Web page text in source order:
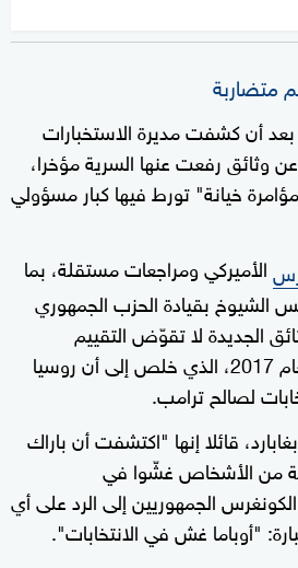
متضاربة
أن كشفت مديرة الاستخبارات
وثائق رفعت عنها السرية مؤخرا،
خيانة" تورط فيها كبار مسؤولي
الأميركي ومراجعات مستقلة، بما
الشيوخ بقيادة الحزب الجمهوري
الوثائق الجديدة لا تقوّض التقييم
الاستخباراتي الأميركي لعام 2017، الذي خلص إلى أن روسيا
لصالح ترامب.
قائلا إنها "اكتشفت أن باراك
من الأشخاص غشّوا في
الجمهوريين إلى الرد على أي
"أوباما غش في الانتخابات".